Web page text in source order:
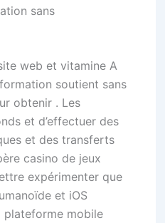
sans
web et vitamine A
soutient sans
obtenir . Les
et d’effectuer des
et des transferts
casino de jeux
expérimenter que
et iOS
plateforme mobile